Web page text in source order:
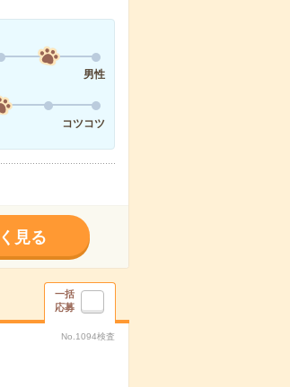
男性
コツコツ
見る
一括
応募
No.1094検査